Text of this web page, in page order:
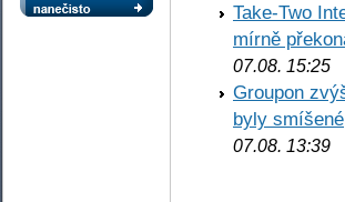
Take-Two
mírně
07.08. 15:25
Groupon
byly smíšené
07.08. 13:39